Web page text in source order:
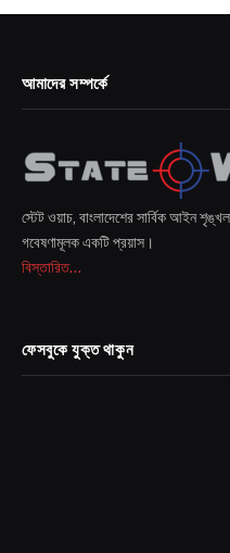
আমাদের সম্পর্কে
স্টেট ওয়াচ, বাংলাদেশের সার্বিক আইন
গবেষণামূলক একটি প্রয়াস।
বিস্তারিত...
ফেসবুকে যুক্ত থাকুন